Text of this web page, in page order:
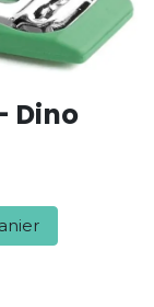
Dino